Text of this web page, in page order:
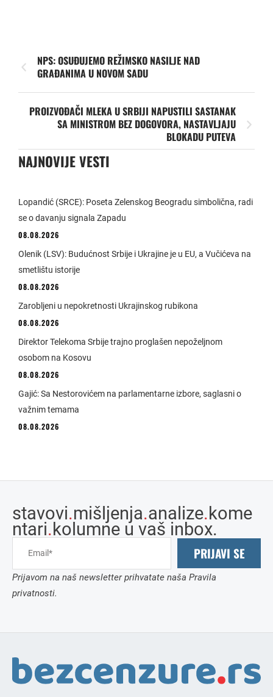
NPS: OSUĐUJEMO REŽIMSKO NASILJE NAD
GRAĐANIMA U NOVOM SADU
PROIZVOĐAČI MLEKA U SRBIJI NAPUSTILI SASTANAK
SA MINISTROM BEZ DOGOVORA, NASTAVLJAJU
BLOKADU PUTEVA
NAJNOVIJE VESTI
Lopandić (SRCE): Poseta Zelenskog Beogradu simbolična, radi
se o davanju signala Zapadu
08.08.2026
Olenik (LSV): Budućnost Srbije i Ukrajine je u EU, a Vučićeva na
smetlištu istorije
08.08.2026
Zarobljeni u nepokretnosti Ukrajinskog rubikona
08.08.2026
Direktor Telekoma Srbije trajno proglašen nepoželjnom
osobom na Kosovu
08.08.2026
Gajić: Sa Nestorovićem na parlamentarne izbore, saglasni o
važnim temama
08.08.2026
stavovi.mišljenja.analize.kome
ntari.kolumne u vaš inbox.
PRIJAVI SE
Prijavom na naš newsletter prihvatate naša Pravila
privatnosti.